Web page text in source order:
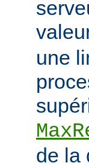
une
de la